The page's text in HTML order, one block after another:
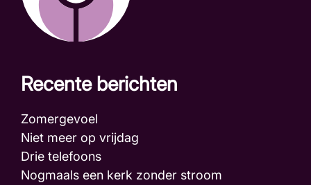
Recente berichten
Zomergevoel
Niet meer op vrijdag
Drie telefoons
Nogmaals een kerk zonder stroom